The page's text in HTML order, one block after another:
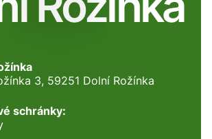
3, 59251 Dolní Rožínka
schránky: